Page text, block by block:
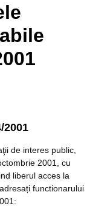
2001
de interes public,
2001, cu
liberul acces la
functionarului